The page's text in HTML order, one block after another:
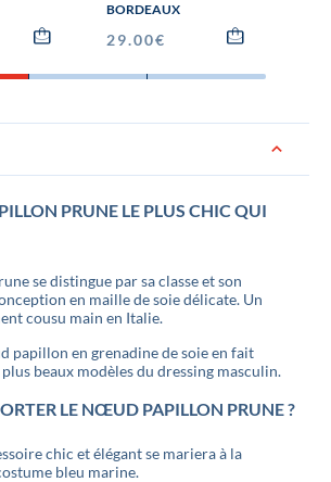
PRUNE LE PLUS CHIC QUI
se distingue par sa classe et son
en maille de soie délicate. Un
cousu main en Italie.
papillon en grenadine de soie en fait
beaux modèles du dressing masculin.
LE NŒUD PAPILLON PRUNE ?
chic et élégant se mariera à la
bleu marine.
BORDEAUX
29.00€